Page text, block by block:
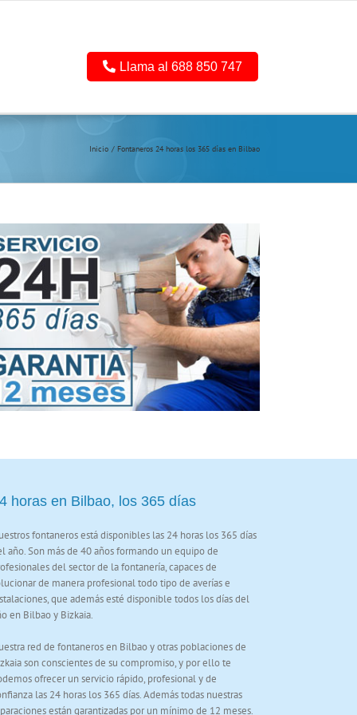
Llama al 688 850 747
Inicio Fontaneros 24 horas los 365 días en Bilbao
horas en Bilbao, los 365 días
fontaneros está disponibles las 24 horas los 365 días
año. Son más de 40 años formando un equipo de
del sector de la fontanería, capaces de
de manera profesional todo tipo de averías e
que además esté disponible todos los días del
en Bilbao y Bizkaia.
red de fontaneros en Bilbao y otras poblaciones de
son conscientes de su compromiso, y por ello te
ofrecer un servicio rápido, profesional y de
las 24 horas los 365 días. Además todas nuestras
están garantizadas por un mínimo de 12 meses.